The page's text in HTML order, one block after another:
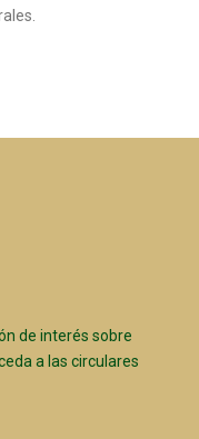
de interés sobre
a las circulares